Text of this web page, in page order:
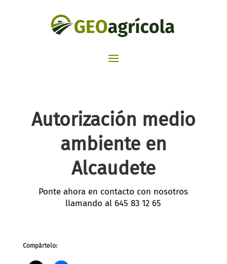
Autorización medio
ambiente en
Alcaudete
Ponte ahora en contacto con nosotros
llamando al 645 83 12 65
Compártelo: